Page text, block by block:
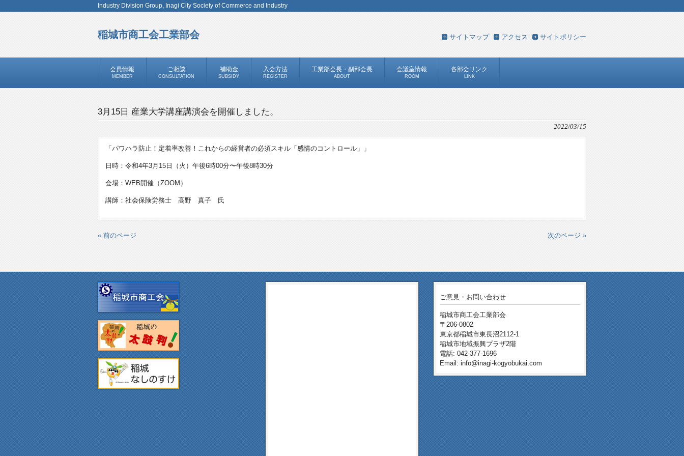
Industry Division Group, Inagi City Society of Commerce and Industry
稲城市商工会工業部会 サイトマップ アクセス サイトポリシー
会員情報
MEMBER
ご相談
CONSULTATION
補助金
SUBSIDY
入会方法
REGISTER
工業部会長・副部会長
ABOUT
会議室情報
ROOM
各部会リンク
LINK
3月15日 産業大学講座講演会を開催しました。
2022/03/15
「パワハラ防止！定着率改善！これからの経営者の必須スキル「感情のコントロール」」
日時：令和4年3月15日（火）午後6時00分〜午後8時30分
会場：WEB開催（ZOOM）
講師：社会保険労務士 高野 真子 氏
« 前のページ 次のページ »
ご意見・お問い合わせ
稲城市商工会工業部会
〒206-0802
東京都稲城市東長沼2112-1
稲城市地域振興プラザ2階
電話: 042-377-1696
Email: info@inagi-kogyobukai.com